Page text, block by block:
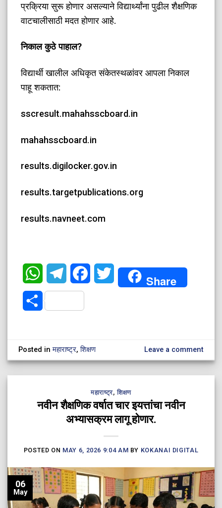
प्रक्रिया सुरू होणार असल्याने विद्यार्थ्यांना पुढील शैक्षणिक
वाटचालीसाठी मदत होणार आहे.
​निकाल कुठे पाहाल?
​विद्यार्थी खालील अधिकृत संकेतस्थळांवर आपला निकाल
पाहू शकतात:
​sscresult.mahahsscboard.in
​mahahsscboard.in
​results.digilocker.gov.in
​results.targetpublications.org
​results.navneet.com
WhatsAppTelegramFacebookTwitter Share
Share
Posted inमहाराष्ट्र,शिक्षण Leave a comment
महाराष्ट्र,शिक्षण
नवीन शैक्षणिक वर्षात चार इयत्तांचा नवीन
अभ्यासक्रम लागू होणार.
POSTED ON MAY 6, 2026 9:04 AM BY KOKANAI DIGITAL
06
May